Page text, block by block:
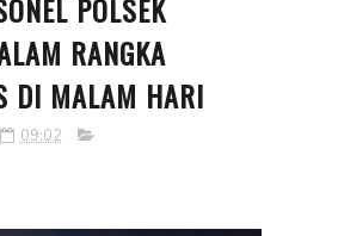
POLSEK
RANGKA
DI MALAM HARI
09:02